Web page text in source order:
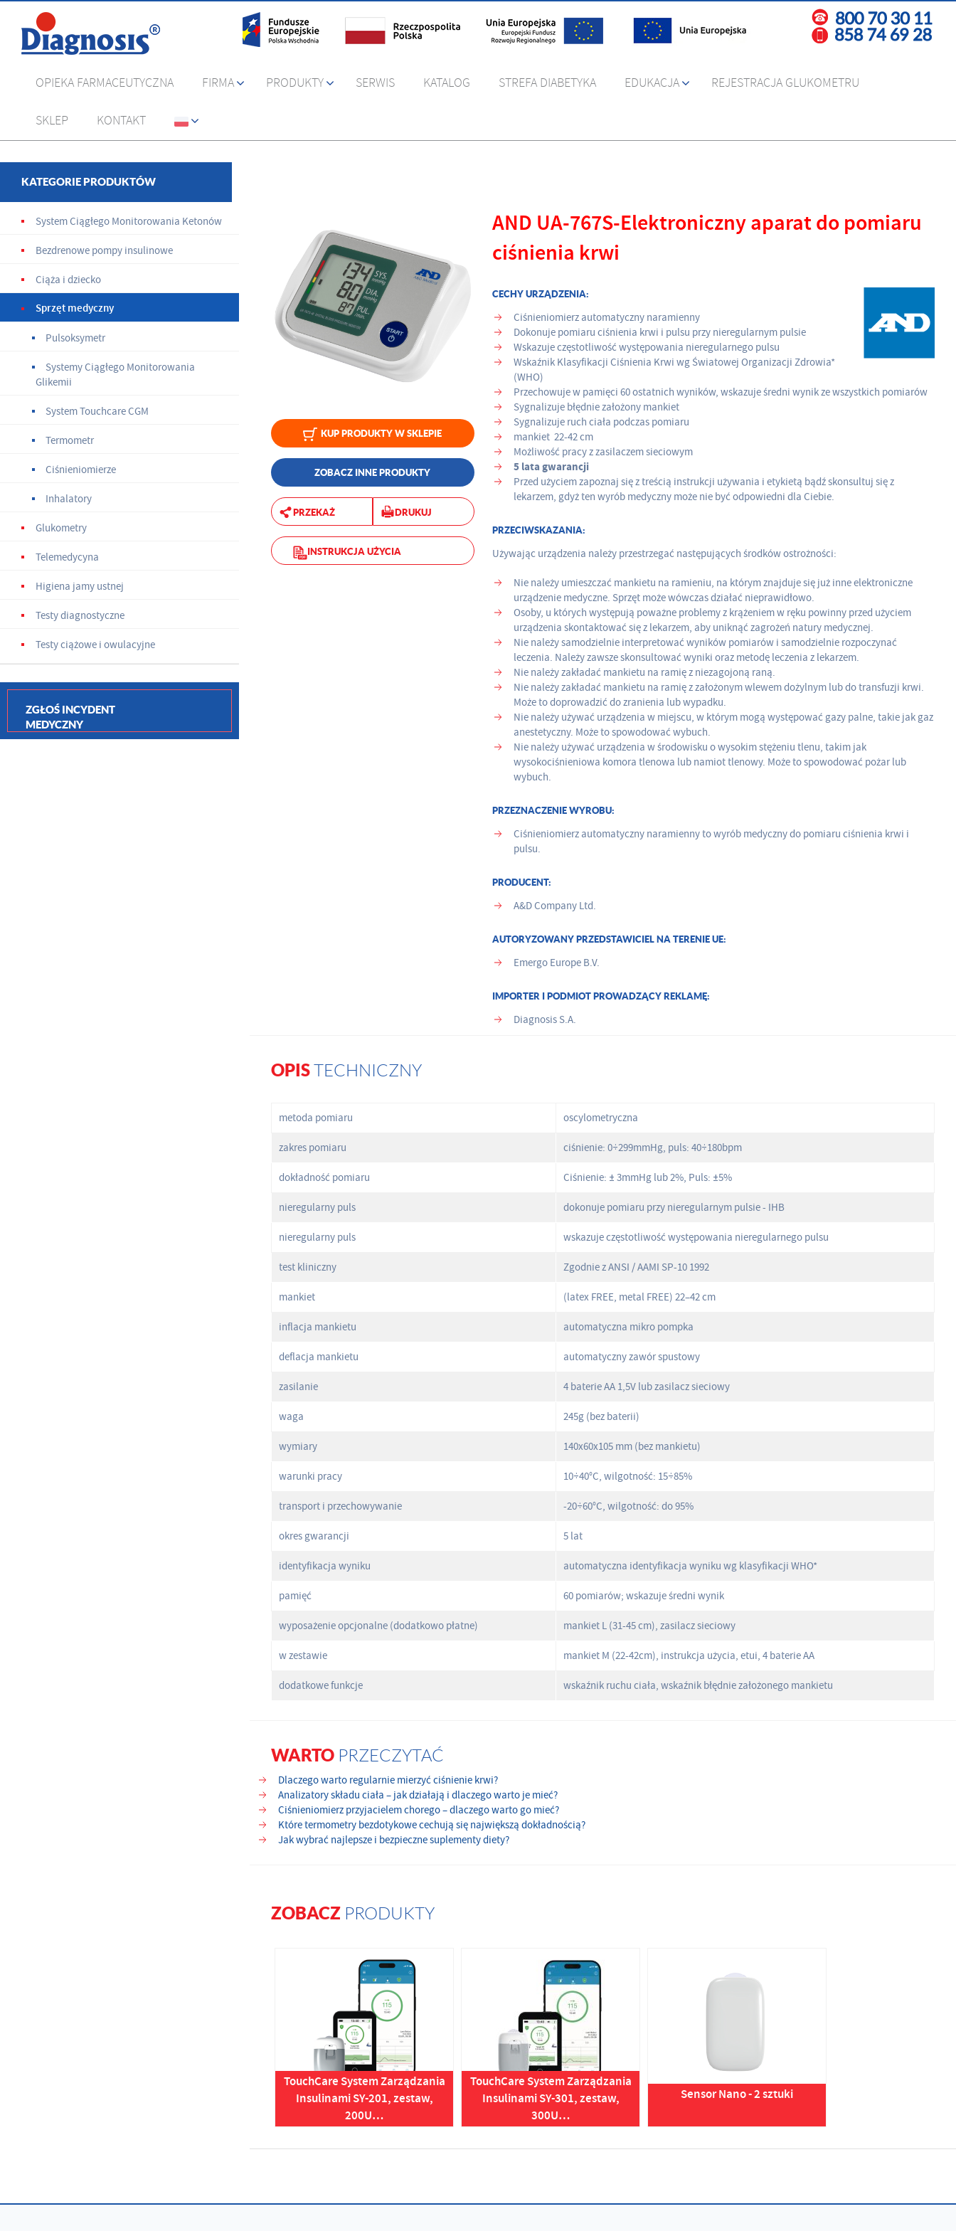
OPIEKA FARMACEUTYCZNA FIRMA PRODUKTY SERWIS KATALOG STREFA DIABETYKA EDUKACJA REJESTRACJA GLUKOMETRU
SKLEP KONTAKT
KATEGORIE PRODUKTÓW
System Ciągłego Monitorowania Ketonów
Bezdrenowe pompy insulinowe
Ciąża i dziecko
Sprzęt medyczny
Pulsoksymetr
Systemy Ciągłego Monitorowania
Glikemii
System Touchcare CGM
Termometr
Ciśnieniomierze
Inhalatory
Glukometry
Telemedycyna
Higiena jamy ustnej
Testy diagnostyczne
Testy ciążowe i owulacyjne
ZGŁOŚ INCYDENT
MEDYCZNY
KUP PRODUKTY W SKLEPIE
ZOBACZ INNE PRODUKTY
PRZEKAŻ DRUKUJ
INSTRUKCJA UŻYCIA
AND UA-767S-Elektroniczny aparat do pomiaru
ciśnienia krwi
CECHY URZĄDZENIA:
Ciśnieniomierz automatyczny naramienny
Dokonuje pomiaru ciśnienia krwi i pulsu przy nieregularnym pulsie
Wskazuje częstotliwość występowania nieregularnego pulsu
Wskaźnik Klasyfikacji Ciśnienia Krwi wg Światowej Organizacji Zdrowia*
(WHO)
Przechowuje w pamięci 60 ostatnich wyników, wskazuje średni wynik ze wszystkich pomiarów
Sygnalizuje błędnie założony mankiet
Sygnalizuje ruch ciała podczas pomiaru
mankiet 22-42 cm
Możliwość pracy z zasilaczem sieciowym
5 lata gwarancji
Przed użyciem zapoznaj się z treścią instrukcji używania i etykietą bądź skonsultuj się z
lekarzem, gdyż ten wyrób medyczny może nie być odpowiedni dla Ciebie.
PRZECIWSKAZANIA:
Używając urządzenia należy przestrzegać następujących środków ostrożności:
Nie należy umieszczać mankietu na ramieniu, na którym znajduje się już inne elektroniczne
urządzenie medyczne. Sprzęt może wówczas działać nieprawidłowo.
Osoby, u których występują poważne problemy z krążeniem w ręku powinny przed użyciem
urządzenia skontaktować się z lekarzem, aby uniknąć zagrożeń natury medycznej.
Nie należy samodzielnie interpretować wyników pomiarów i samodzielnie rozpoczynać
leczenia. Należy zawsze skonsultować wyniki oraz metodę leczenia z lekarzem.
Nie należy zakładać mankietu na ramię z niezagojoną raną.
Nie należy zakładać mankietu na ramię z założonym wlewem dożylnym lub do transfuzji krwi.
Może to doprowadzić do zranienia lub wypadku.
Nie należy używać urządzenia w miejscu, w którym mogą występować gazy palne, takie jak gaz
anestetyczny. Może to spowodować wybuch.
Nie należy używać urządzenia w środowisku o wysokim stężeniu tlenu, takim jak
wysokociśnieniowa komora tlenowa lub namiot tlenowy. Może to spowodować pożar lub
wybuch.
PRZEZNACZENIE WYROBU:
Ciśnieniomierz automatyczny naramienny to wyrób medyczny do pomiaru ciśnienia krwi i
pulsu.
PRODUCENT:
A&D Company Ltd.
AUTORYZOWANY PRZEDSTAWICIEL NA TERENIE UE:
Emergo Europe B.V.
IMPORTER I PODMIOT PROWADZĄCY REKLAMĘ:
Diagnosis S.A.
OPISTECHNICZNY
metoda pomiaru oscylometryczna
zakres pomiaru ciśnienie: 0÷299mmHg, puls: 40÷180bpm
dokładność pomiaru Ciśnienie: ± 3mmHg lub 2%, Puls: ±5%
nieregularny puls dokonuje pomiaru przy nieregularnym pulsie - IHB
nieregularny puls wskazuje częstotliwość występowania nieregularnego pulsu
test kliniczny Zgodnie z ANSI / AAMI SP-10 1992
mankiet (latex FREE, metal FREE) 22–42 cm
inflacja mankietu automatyczna mikro pompka
deflacja mankietu automatyczny zawór spustowy
zasilanie 4 baterie AA 1,5V lub zasilacz sieciowy
waga 245g (bez baterii)
wymiary 140x60x105 mm (bez mankietu)
warunki pracy 10÷40°C, wilgotność: 15÷85%
transport i przechowywanie -20÷60°C, wilgotność: do 95%
okres gwarancji 5 lat
identyfikacja wyniku automatyczna identyfikacja wyniku wg klasyfikacji WHO*
pamięć 60 pomiarów; wskazuje średni wynik
wyposażenie opcjonalne (dodatkowo płatne) mankiet L (31-45 cm), zasilacz sieciowy
w zestawie mankiet M (22-42cm), instrukcja użycia, etui, 4 baterie AA
dodatkowe funkcje wskaźnik ruchu ciała, wskaźnik błędnie założonego mankietu
WARTO PRZECZYTAĆ
Dlaczego warto regularnie mierzyć ciśnienie krwi?
Analizatory składu ciała – jak działają i dlaczego warto je mieć?
Ciśnieniomierz przyjacielem chorego – dlaczego warto go mieć?
Które termometry bezdotykowe cechują się największą dokładnością?
Jak wybrać najlepsze i bezpieczne suplementy diety?
ZOBACZ PRODUKTY
TouchCare System Zarządzania
Insulinami SY-201, zestaw,
200U…
TouchCare System Zarządzania
Insulinami SY-301, zestaw,
300U…
Sensor Nano - 2 sztuki